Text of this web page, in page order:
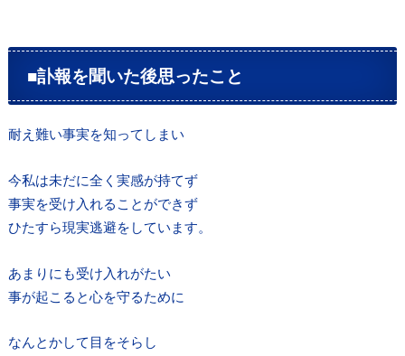
■訃報を聞いた後思ったこと
耐え難い事実を知ってしまい
今私は未だに全く実感が持てず
事実を受け入れることができず
ひたすら現実逃避をしています。
あまりにも受け入れがたい
事が起こると心を守るために
なんとかして目をそらし